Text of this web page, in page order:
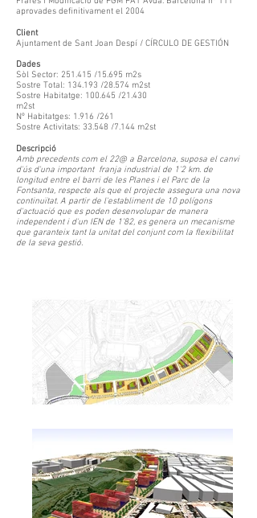
aprovades definitivament el 2004
Client
Ajuntament de Sant Joan Despí / CÍRCULO DE GESTIÓN
Dades
Sòl Sector: 251.415 /15.695 m2s
Sostre Total: 134.193 /28.574 m2st
Sostre Habitatge: 100.645 /21.430
m2st
Nº Habitatges: 1.916 /261
Sostre Activitats: 33.548 /7.144 m2st
Descripció
Amb precedents com el 22@ a Barcelona, suposa el canvi
d'ús d'una important franja industrial de 1'2 km. de
longitud entre el barri de les Planes i el Parc de la
Fontsanta, respecte als que el projecte assegura una nova
continuïtat. A partir de l'establiment de 10 polígons
d'actuació que es poden desenvolupar de manera
independent i d'un IEN de 1’82, es genera un mecanisme
que garanteix tant la unitat del conjunt com la flexibilitat
de la seva gestió.